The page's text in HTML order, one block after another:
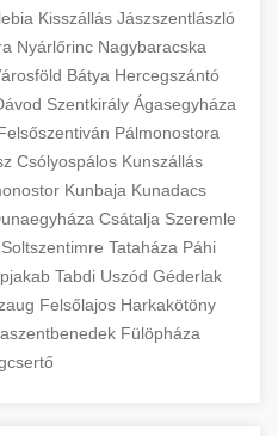
Kisszállás Jászszentlászló
Nyárlőrinc Nagybaracska
Bátya Hercegszántó
Szentkirály Ágasegyháza
Pálmonostora
Csólyospálos Kunszállás
Kunbaja Kunadacs
Csátalja Szeremle
Soltszentimre Tataháza Páhi
Tabdi Uszód Géderlak
Felsőlajos Harkakötöny
Fülöpháza